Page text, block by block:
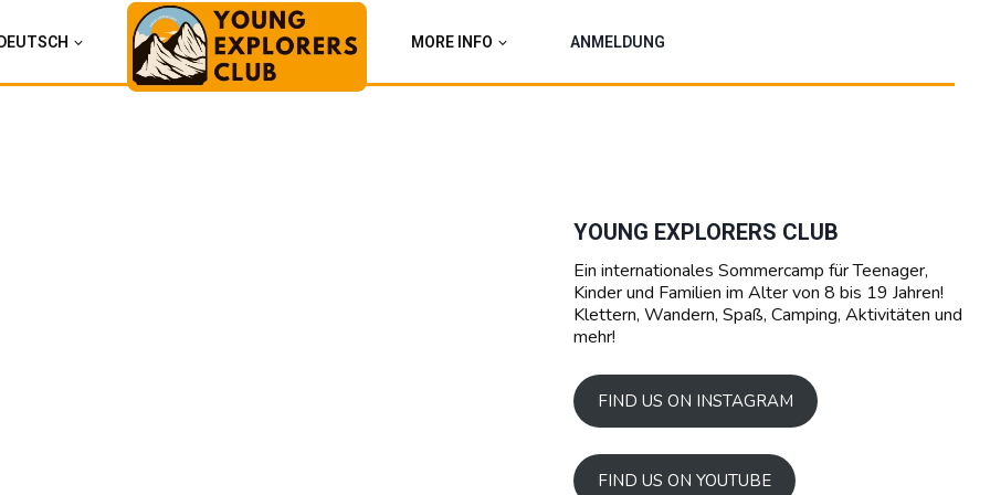
MORE INFO ANMELDUNG
YOUNG EXPLORERS CLUB
Ein internationales Sommercamp für Teenager,
Kinder und Familien im Alter von 8 bis 19 Jahren!
Klettern, Wandern, Spaß, Camping, Aktivitäten und
mehr!
FIND US ON INSTAGRAM
FIND US ON YOUTUBE